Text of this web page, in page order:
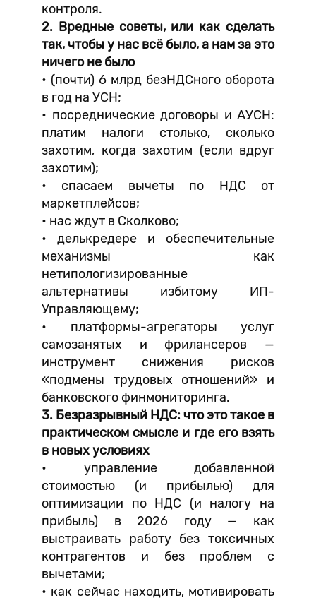
контроля.
2. Вредные советы, или как сделать
так, чтобы у нас всё было, а нам за это
ничего не было
• (почти) 6 млрд безНДСного оборота
в год на УСН;
• посреднические договоры и АУСН:
платим налоги столько, сколько
захотим, когда захотим (если вдруг
захотим);
• спасаем вычеты по НДС от
маркетплейсов;
• нас ждут в Сколково;
• делькредере и обеспечительные
механизмы как
нетипологизированные
альтернативы избитому ИП-
Управляющему;
• платформы-агрегаторы услуг
самозанятых и фрилансеров —
инструмент снижения рисков
«подмены трудовых отношений» и
банковского финмониторинга.
3. Безразрывный НДС: что это такое в
практическом смысле и где его взять
в новых условиях
• управление добавленной
стоимостью (и прибылью) для
оптимизации по НДС (и налогу на
прибыль) в 2026 году — как
выстраивать работу без токсичных
контрагентов и без проблем с
вычетами;
• как сейчас находить, мотивировать